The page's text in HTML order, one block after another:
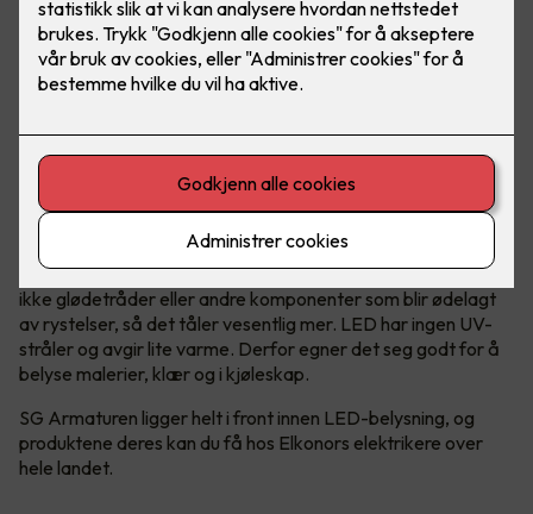
og ute, privat eller i næringsbygg. Det er i tillegg rimelig
og varer lenge!
Fordelene med LED er mange
Lavere strømforbruk er en kjent fordel. LED har dessuten
ikke glødetråder eller andre komponenter som blir ødelagt
av rystelser, så det tåler vesentlig mer. LED har ingen UV-
stråler og avgir lite varme. Derfor egner det seg godt for å
belyse malerier, klær og i kjøleskap.
SG Armaturen ligger helt i front innen LED-belysning, og
produktene deres kan du få hos Elkonors elektrikere over
hele landet.